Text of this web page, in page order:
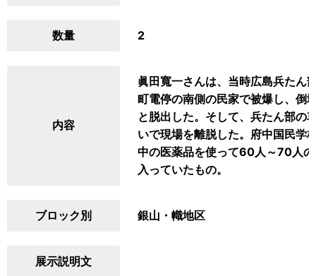
数量 2
内容
眞田寬一さんは、当時広島兵たん
町電停の南側の民家で被爆し、倒
と脱出した。そして、兵たん部の
いで現場を離脱した。府中国民学
中の医薬品を使って60人～70人
入っていたもの。
ブロック別 銀山・幟地区
展示説明文